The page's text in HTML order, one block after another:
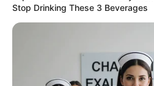
Kai
Stop Drinking These 3 Beverages